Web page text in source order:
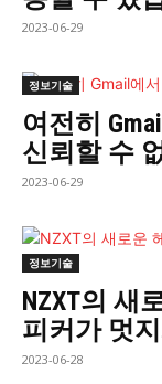
2023-06-29
정보기술
여전히
신뢰할 수
2023-06-29
정보기술
NZXT의 새
피커가 멋
2023-06-28